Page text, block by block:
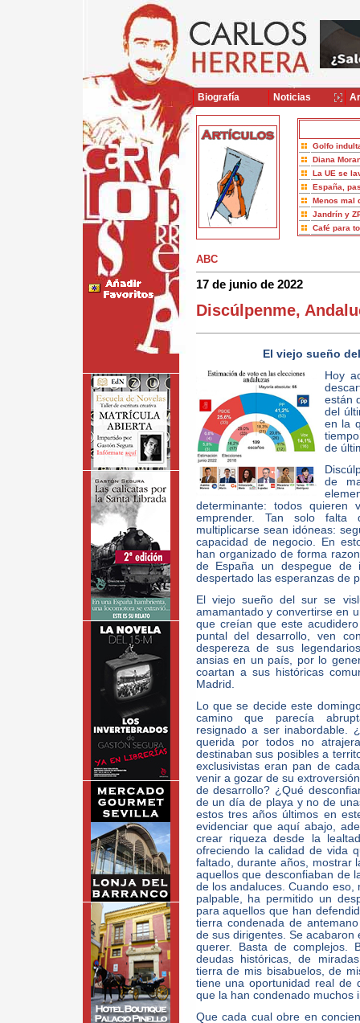
Golfo
Diana
La UE se
España,
Menos mal
Jandrín y
Café para
ABC
17 de junio de 2022
Discúlpenme,
El viejo sueño
Hoy
están
del
en la
de
de
determinante: todos
emprender. Tan solo falta
multiplicarse sean idóneas:
capacidad de negocio. En
han organizado de forma
de España un despegue de
despertado las esperanzas de
El viejo sueño del sur se
amamantado y convertirse en
que creían que este
puntal del desarrollo, ven
despereza de sus
ansias en un país, por lo
coartan a sus históricas
Madrid.
Lo que se decide este
camino que parecía
resignado a ser inabordable.
querida por todos no
destinaban sus posibles a
exclusivistas eran pan de
venir a gozar de su
de desarrollo? ¿Qué
de un día de playa y no de
estos tres años últimos en
evidenciar que aquí abajo,
crear riqueza desde la
ofreciendo la calidad de vida
faltado, durante años, mostrar
aquellos que desconfiaban de
de los andaluces. Cuando
palpable, ha permitido un
para aquellos que han
tierra condenada de
de sus dirigentes. Se acabaron
querer. Basta de complejos.
deudas históricas, de
tierra de mis bisabuelos, de
tiene una oportunidad real de
que la han condenado muchos
Que cada cual obre en
Biografía Noticias